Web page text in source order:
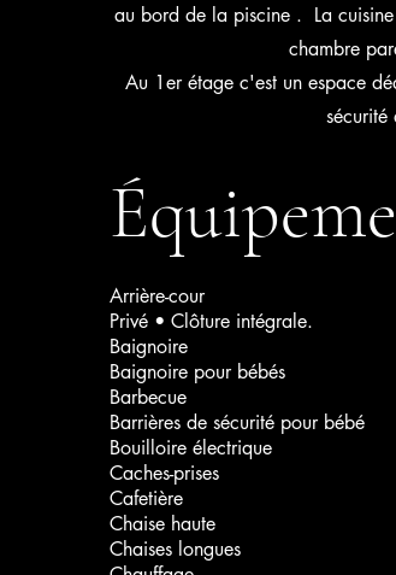
au bord de la piscine . La
chambre
Au 1er étage c'est un espace
Arrière-cour
Privé • Clôture intégrale.
Baignoire
Baignoire pour bébés
Barbecue
Barrières de sécurité pour bébé
Bouilloire électrique
Caches-prises
Cafetière
Chaise haute
Chaises longues